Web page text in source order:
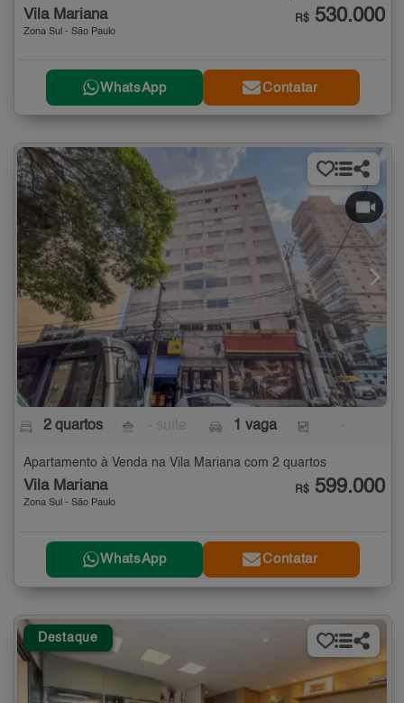
Vila Mariana
Zona Sul - São Paulo
R$ 530.000
WhatsApp Contatar
2 quartos 1 vaga
Apartamento à Venda na Vila Mariana com 2 quartos
Vila Mariana
Zona Sul - São Paulo
R$ 599.000
WhatsApp Contatar
Destaque